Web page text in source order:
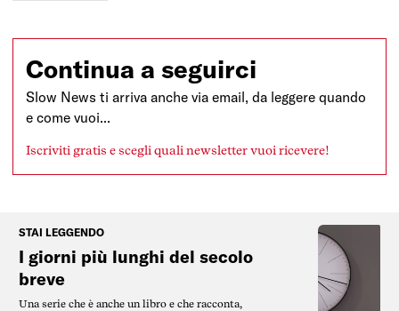
Continua a seguirci
Slow News ti arriva anche via email, da leggere quando
e come vuoi...
Iscriviti gratis e scegli quali newsletter vuoi ricevere!
STAI LEGGENDO
I giorni più lunghi del secolo
breve
Una serie che è anche un libro e che racconta,